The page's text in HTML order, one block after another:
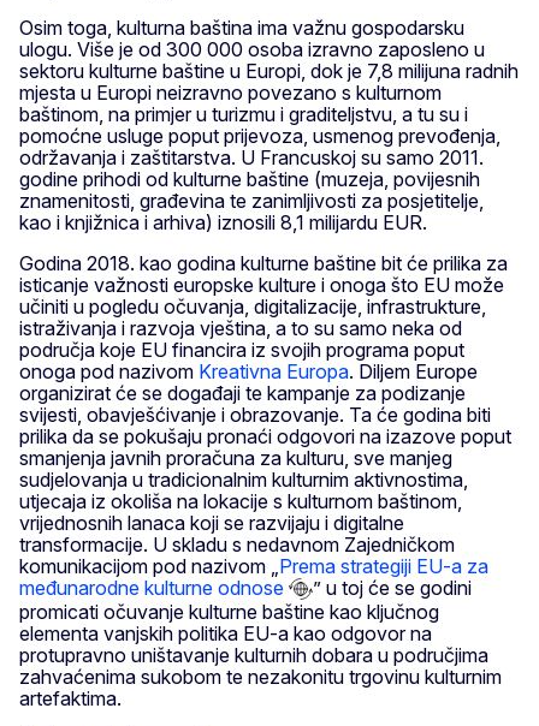
Osim toga, kulturna baština ima važnu gospodarsku
ulogu. Više je od 300 000 osoba izravno zaposleno u
sektoru kulturne baštine u Europi, dok je 7,8 milijuna radnih
mjesta u Europi neizravno povezano s kulturnom
baštinom, na primjer u turizmu i graditeljstvu, a tu su i
pomoćne usluge poput prijevoza, usmenog prevođenja,
održavanja i zaštitarstva. U Francuskoj su samo 2011.
godine prihodi od kulturne baštine (muzeja, povijesnih
znamenitosti, građevina te zanimljivosti za posjetitelje,
kao i knjižnica i arhiva) iznosili 8,1 milijardu EUR.
Godina 2018. kao godina kulturne baštine bit će prilika za
isticanje važnosti europske kulture i onoga što EU može
učiniti u pogledu očuvanja, digitalizacije, infrastrukture,
istraživanja i razvoja vještina, a to su samo neka od
područja koje EU financira iz svojih programa poput
onoga pod nazivom Kreativna Europa. Diljem Europe
organizirat će se događaji te kampanje za podizanje
svijesti, obavješćivanje i obrazovanje. Ta će godina biti
prilika da se pokušaju pronaći odgovori na izazove poput
smanjenja javnih proračuna za kulturu, sve manjeg
sudjelovanja u tradicionalnim kulturnim aktivnostima,
utjecaja iz okoliša na lokacije s kulturnom baštinom,
vrijednosnih lanaca koji se razvijaju i digitalne
transformacije. U skladu s nedavnom Zajedničkom
komunikacijom pod nazivom „ Prema strategiji EU-a za
međunarodne kulturne odnose
” u toj će se godini
promicati očuvanje kulturne baštine kao ključnog
elementa vanjskih politika EU-a kao odgovor na
protupravno uništavanje kulturnih dobara u područjima
zahvaćenima sukobom te nezakonitu trgovinu kulturnim
artefaktima.